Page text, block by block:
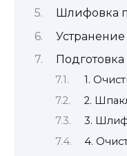
Шлифовка
Подготовка
1.
2.
3.
4.